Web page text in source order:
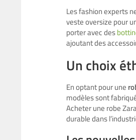
Les fashion experts
veste oversize pour
porter avec des
ajoutant des
Un choix
En optant pour une
modèles sont
Acheter une robe
durable dans